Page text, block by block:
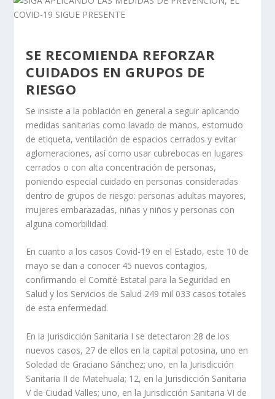
SE RECOMIENDA REFORZAR
CUIDADOS EN GRUPOS DE
RIESGO
Se insiste a la población en general a seguir aplicando
medidas sanitarias como lavado de manos, estornudo
de etiqueta, ventilación de espacios cerrados y evitar
aglomeraciones, así como usar cubrebocas en lugares
cerrados o con alta concentración de personas,
poniendo especial cuidado en personas consideradas
dentro de grupos de riesgo: personas adultas mayores,
mujeres embarazadas, niñas y niños y personas con
alguna comorbilidad.
En cuanto a los casos Covid-19 en el Estado, este 10 de
mayo se dan a conocer 45 nuevos contagios,
confirmando el Comité Estatal para la Seguridad en
Salud y los Servicios de Salud 249 mil 033 casos totales
de esta enfermedad.
En la Jurisdicción Sanitaria I se detectaron 28 de los
nuevos casos, 27 de ellos en la capital potosina, uno en
Soledad de Graciano Sánchez; uno, en la Jurisdicción
Sanitaria II de Matehuala; 12, en la Jurisdicción Sanitaria
V de Ciudad Valles; uno, en la Jurisdicción Sanitaria VI de